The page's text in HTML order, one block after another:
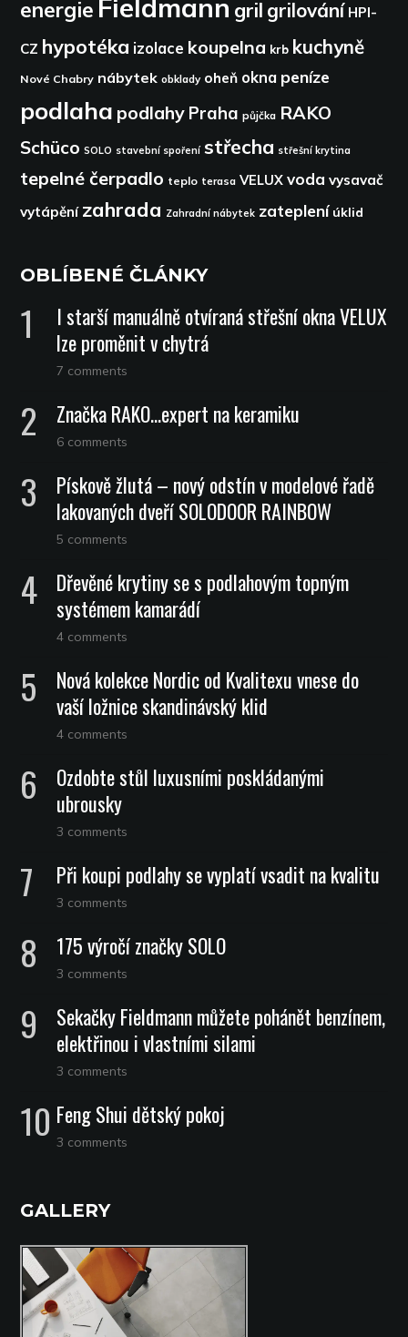
energie Fieldmann gril grilování HPI-
CZ hypotéka izolace koupelna krb kuchyně
Nové Chabry nábytek obklady oheň okna peníze
podlaha podlahy Praha půjčka RAKO
Schüco SOLO stavební spoření střecha střešní krytina
tepelné čerpadlo teplo terasa VELUX voda vysavač
vytápění zahrada Zahradní nábytek zateplení úklid
OBLÍBENÉ ČLÁNKY
I starší manuálně otvíraná střešní okna VELUX
lze proměnit v chytrá
7 comments
Značka RAKO…expert na keramiku
6 comments
Pískově žlutá – nový odstín v modelové řadě
lakovaných dveří SOLODOOR RAINBOW
5 comments
Dřevěné krytiny se s podlahovým topným
systémem kamarádí
4 comments
Nová kolekce Nordic od Kvalitexu vnese do
vaší ložnice skandinávský klid
4 comments
Ozdobte stůl luxusními poskládanými
ubrousky
3 comments
Při koupi podlahy se vyplatí vsadit na kvalitu
3 comments
175 výročí značky SOLO
3 comments
Sekačky Fieldmann můžete pohánět benzínem,
elektřinou i vlastními silami
3 comments
Feng Shui dětský pokoj
3 comments
GALLERY